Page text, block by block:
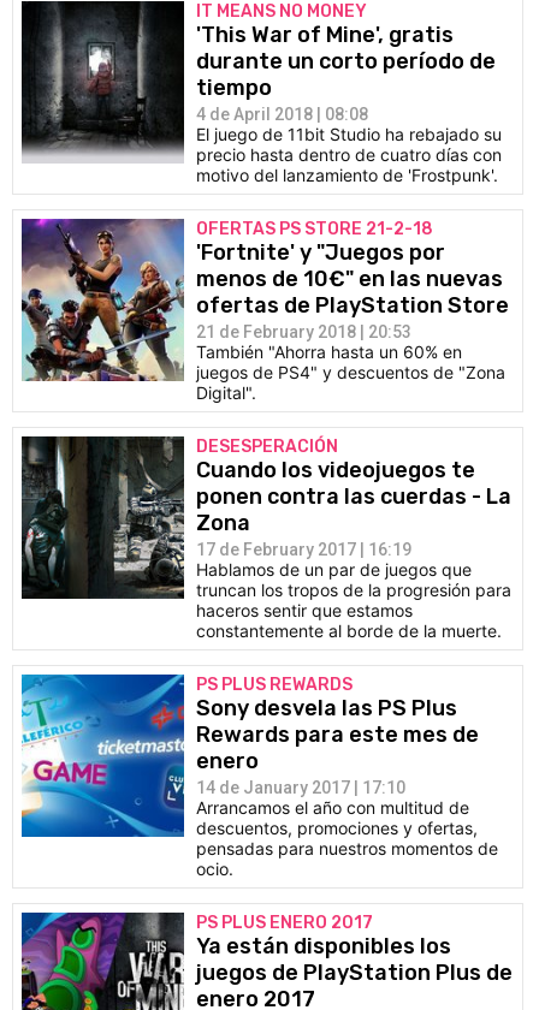
IT MEANS NO MONEY
'This War of Mine', gratis
durante un corto período de
tiempo
4 de April 2018 | 08:08
El juego de 11bit Studio ha rebajado su
precio hasta dentro de cuatro días con
motivo del lanzamiento de 'Frostpunk'.
OFERTAS PS STORE 21-2-18
'Fortnite' y "Juegos por
menos de 10€" en las nuevas
ofertas de PlayStation Store
21 de February 2018 | 20:53
También "Ahorra hasta un 60% en
juegos de PS4" y descuentos de "Zona
Digital".
DESESPERACIÓN
Cuando los videojuegos te
ponen contra las cuerdas - La
Zona
17 de February 2017 | 16:19
Hablamos de un par de juegos que
truncan los tropos de la progresión para
haceros sentir que estamos
constantemente al borde de la muerte.
PS PLUS REWARDS
Sony desvela las PS Plus
Rewards para este mes de
enero
14 de January 2017 | 17:10
Arrancamos el año con multitud de
descuentos, promociones y ofertas,
pensadas para nuestros momentos de
ocio.
PS PLUS ENERO 2017
Ya están disponibles los
juegos de PlayStation Plus de
enero 2017